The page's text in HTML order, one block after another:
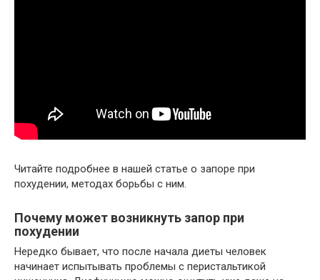
Читайте подробнее в нашей статье о запоре при
похудении, методах борьбы с ним.
Почему может возникнуть запор при
похудении
Нередко бывает, что после начала диеты человек
начинает испытывать проблемы с перистальтикой